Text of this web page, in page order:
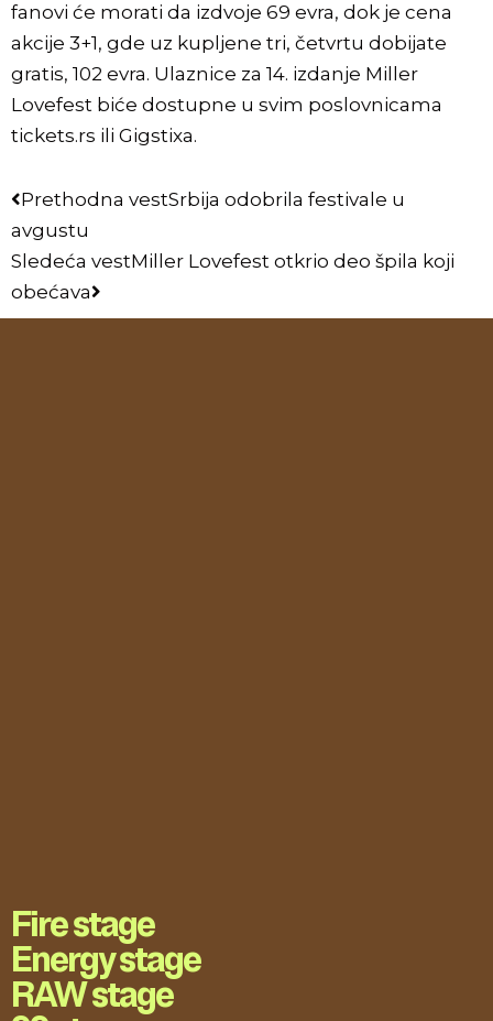
fanovi će morati da izdvoje 69 evra, dok je cena
akcije 3+1, gde uz kupljene tri, četvrtu dobijate
gratis, 102 evra. Ulaznice za 14. izdanje Miller
Lovefest biće dostupne u svim poslovnicama
tickets.rs ili Gigstixa.
Prethodna vestSrbija odobrila festivale u
avgustu
Sledeća vestMiller Lovefest otkrio deo špila koji
obećava
Fire stage
Energy stage
RAW stage